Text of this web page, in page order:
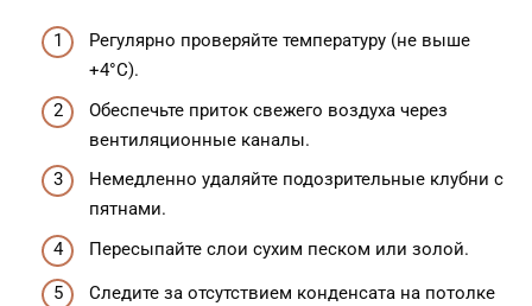
Регулярно проверяйте температуру (не выше
+4°C).
Обеспечьте приток свежего воздуха через
вентиляционные каналы.
Немедленно удаляйте подозрительные клубни с
пятнами.
Пересыпайте слои сухим песком или золой.
Следите за отсутствием конденсата на потолке